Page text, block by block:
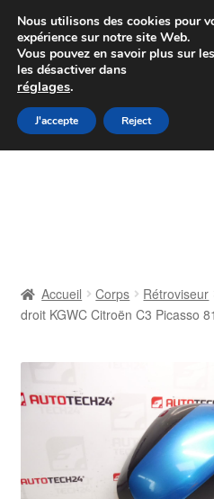
Colissimo livraison
Du lundi au
Aller
à
Aller
au
Contact
Livraison
Livraison internationale
Accueil Corps Rétroviseur
droit KGWC Citroën C3 Picasso
Nous utilisons des cookies pour
expérience sur notre site Web.
Vous pouvez en savoir plus sur
les désactiver dans
réglages.
J'accepte Reject